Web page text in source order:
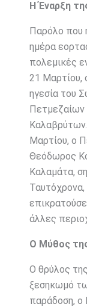
Η Έναρξη
Παρόλο που
ημέρα
πολεμικές
21 Μαρτίου,
ηγεσία του
Πετμεζαίων
Μαρτίου, ο
Θεόδωρος
Καλαμάτα,
άλλες
Ο Μύθος
Ο θρύλος
ξεσηκωμό
παράδοση,